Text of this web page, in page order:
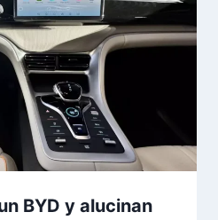
BYD y alucinan